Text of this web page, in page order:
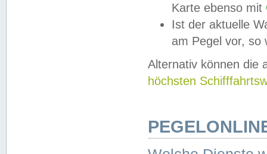
Karte ebenso mit
Ist der aktuelle
am Pegel vor,
Alternativ können die
höchsten